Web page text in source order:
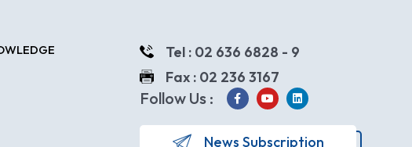
Tel : 02 636 6828 - 9
Fax : 02 236 3167
Follow Us :
News Subscription